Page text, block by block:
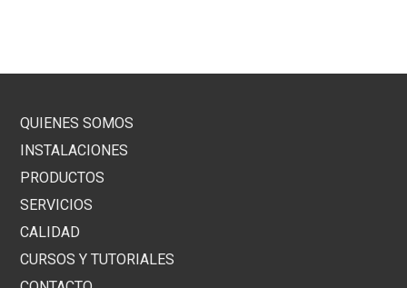
QUIENES SOMOS
INSTALACIONES
PRODUCTOS
SERVICIOS
CALIDAD
CURSOS Y TUTORIALES